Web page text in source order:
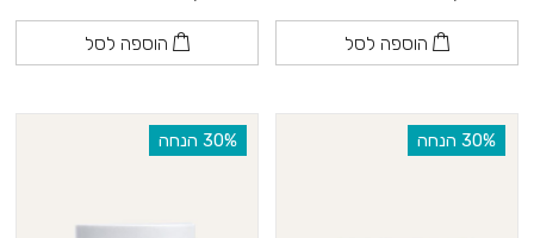
הוספה לסל הוספה לסל
‫30% הנחה ‫30% הנחה